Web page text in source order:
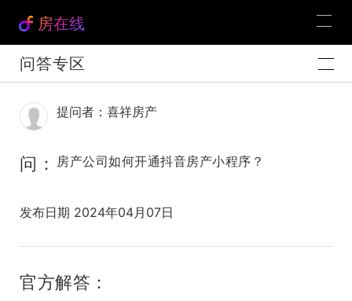
房在线
问答专区
提问者：喜祥房产
问： 房产公司如何开通抖音房产小程序？
发布日期 2024年04月07日
官方解答：